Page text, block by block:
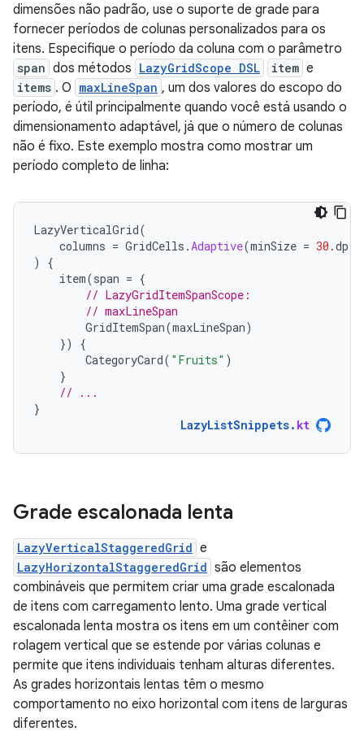
dimensões não padrão, use o suporte de grade para
fornecer períodos de colunas personalizados para os
itens. Especifique o período da coluna com o parâmetro
span dos métodos LazyGridScope DSL item e
items . O maxLineSpan , um dos valores do escopo do
período, é útil principalmente quando você está usando o
dimensionamento adaptável, já que o número de colunas
não é fixo. Este exemplo mostra como mostrar um
período completo de linha:
LazyVerticalGrid(
columns = GridCells .Adaptive(minSize = 30.dp
)
{
item(span = {
// LazyGridItemSpanScope:
// maxLineSpan
GridItemSpan(maxLineSpan)
})
{
CategoryCard( "Fruits" )
}
// ...
}
LazyListSnippets. kt
Grade escalonada lenta
LazyVerticalStaggeredGrid e
LazyHorizontalStaggeredGrid são elementos
combináveis que permitem criar uma grade escalonada
de itens com carregamento lento. Uma grade vertical
escalonada lenta mostra os itens em um contêiner com
rolagem vertical que se estende por várias colunas e
permite que itens individuais tenham alturas diferentes.
As grades horizontais lentas têm o mesmo
comportamento no eixo horizontal com itens de larguras
diferentes.